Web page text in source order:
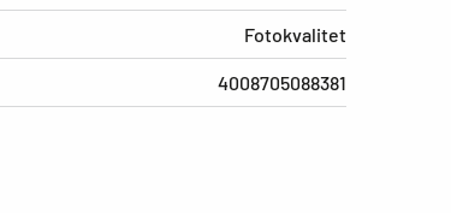
Fotokvalitet
4008705088381